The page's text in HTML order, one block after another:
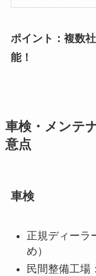
ポイント：複数
能！
車検・メンテ
意点
車検
正規ディーラ
め）
民間整備工場